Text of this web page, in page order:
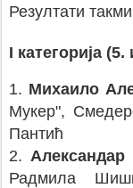
Резултати
I категорија
1. Михаило
Мукер",
Пантић
2. Александар
Радмила